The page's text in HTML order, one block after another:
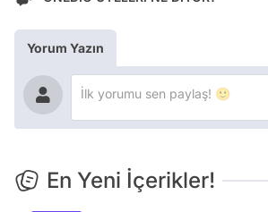
Yorum Yazın
En Yeni İçerikler!